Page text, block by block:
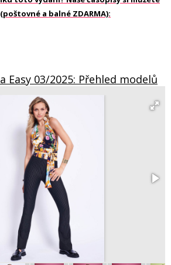
a balné ZDARMA):
Easy 03/2025: Přehled modelů